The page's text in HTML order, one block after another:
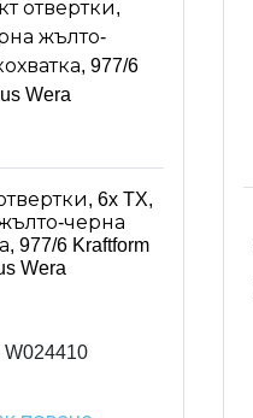
6x TX,
черна
977/6 Kraftform
Wera
W024410